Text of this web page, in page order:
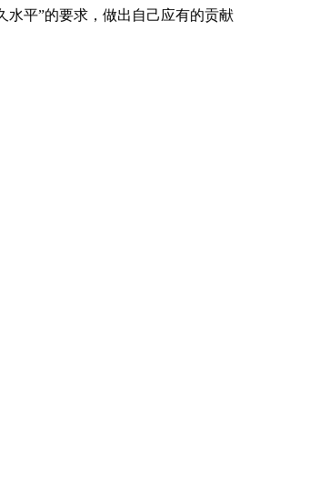
水平”的要求，做出自己应有的贡献